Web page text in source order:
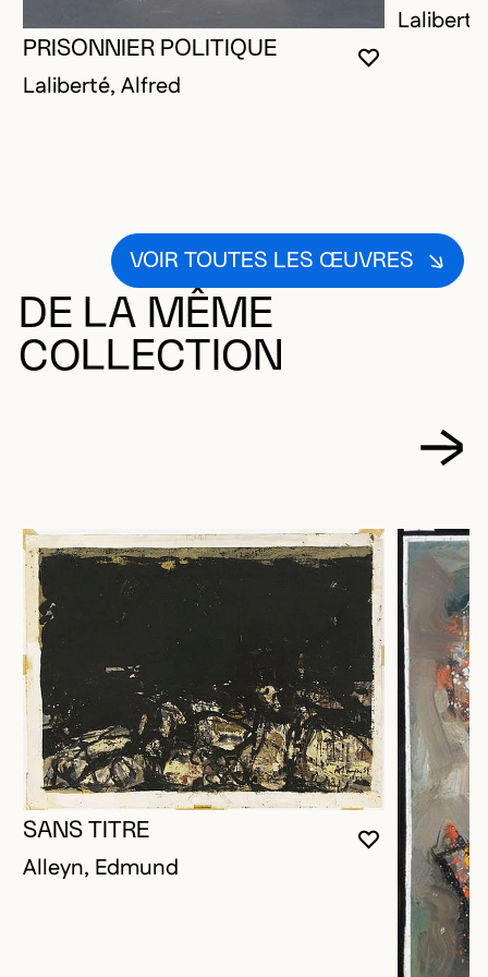
VOUS
FERMER
OUVRIR LA
PRISONNIER POLITIQUE
Laliberté, Alfred
VOIR TOUTES LES ŒUVRES
DE LA MÊME
COLLECTION
VOUS
FERMER
OUVRIR LA
SANS TITRE
Alleyn, Edmund